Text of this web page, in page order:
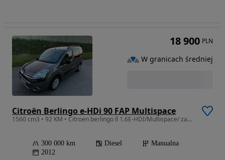
Citroën Berlingo e-HDi 90 FAP Multispace
1560 cm3 • 92 KM • Citroen berlingo ll 1.6E-HDI/Multispace/ zadbany i zdrowy
300 000 km Diesel
Manualna
2012
18 900 PLN
W granicach średniej